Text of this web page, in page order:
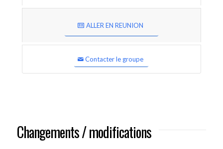
ALLER EN REUNION
Contacter le groupe
Changements / modifications